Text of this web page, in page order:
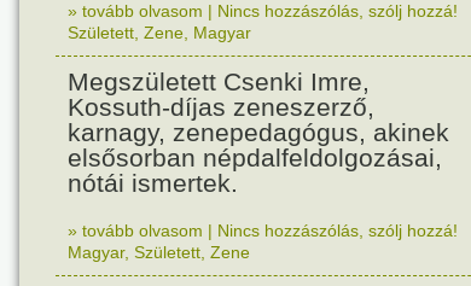
» tovább olvasom | Nincs hozzászólás, szólj hozzá!
Született Zene Magyar
Megszületett Csenki Imre,
Kossuth-díjas zeneszerző,
karnagy, zenepedagógus, akinek
elsősorban népdalfeldolgozásai,
nótái ismertek.
» tovább olvasom | Nincs hozzászólás, szólj hozzá!
Magyar, Született Zene